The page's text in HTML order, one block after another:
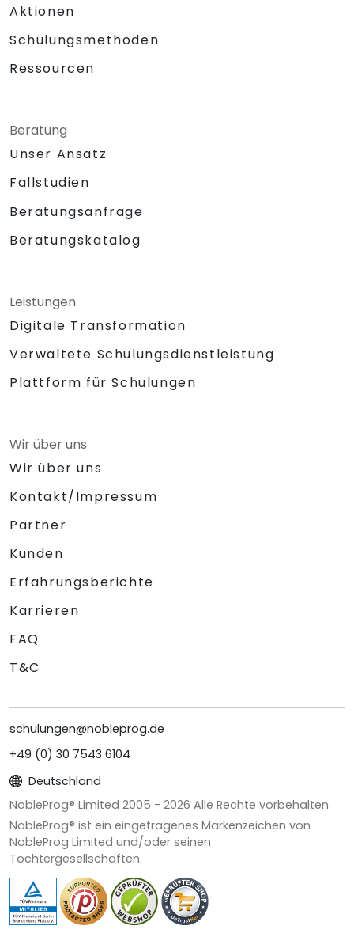
Aktionen
Schulungsmethoden
Ressourcen
Beratung
Unser Ansatz
Fallstudien
Beratungsanfrage
Beratungskatalog
Leistungen
Digitale Transformation
Verwaltete Schulungsdienstleistung
Plattform für Schulungen
Wir über uns
Wir über uns
Kontakt/Impressum
Partner
Kunden
Erfahrungsberichte
Karrieren
FAQ
T&C
schulungen@nobleprog.de
+49 (0) 30 7543 6104
Deutschland
NobleProg® Limited 2005 - 2026 Alle Rechte vorbehalten
NobleProg® ist ein eingetragenes Markenzeichen von
NobleProg Limited und/oder seinen
Tochtergesellschaften.